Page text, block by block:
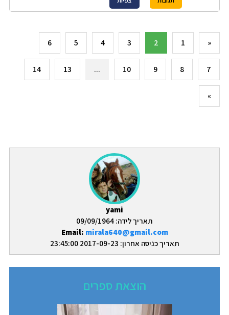
yami
תאריך לידה: 09/09/1964
Email: mirala640@gmail.com
תאריך כניסה אחרון: 2017-09-23 23:45:00
הוצאת ספרים
«
1
2
3
4
5
6
7
8
9
10
...
13
14
»